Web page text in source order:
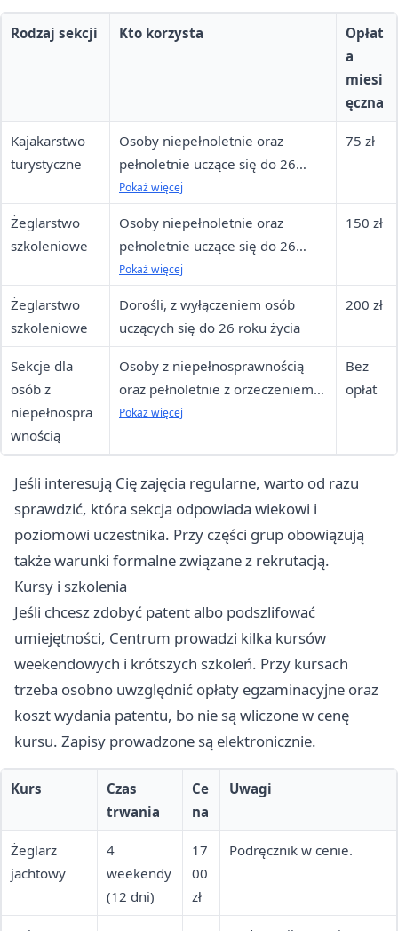
Rodzaj sekcji Kto korzysta
Opłat
a
miesi
ęczna
Kajakarstwo
turystyczne
Osoby niepełnoletnie oraz
pełnoletnie uczące się do 26
roku życia
Pokaż więcej
75 zł
Żeglarstwo
szkoleniowe
Osoby niepełnoletnie oraz
pełnoletnie uczące się do 26
roku życia
Pokaż więcej
150 zł
Żeglarstwo
szkoleniowe
Dorośli, z wyłączeniem osób
uczących się do 26 roku życia
200 zł
Sekcje dla
osób z
niepełnospra
wnością
Osoby z niepełnosprawnością
oraz pełnoletnie z orzeczeniem o
niepełnosprawności
Pokaż więcej
Bez
opłat
Jeśli interesują Cię zajęcia regularne, warto od razu
sprawdzić, która sekcja odpowiada wiekowi i
poziomowi uczestnika. Przy części grup obowiązują
także warunki formalne związane z rekrutacją.
Kursy i szkolenia
Jeśli chcesz zdobyć patent albo podszlifować
umiejętności, Centrum prowadzi kilka kursów
weekendowych i krótszych szkoleń. Przy kursach
trzeba osobno uwzględnić opłaty egzaminacyjne oraz
koszt wydania patentu, bo nie są wliczone w cenę
kursu. Zapisy prowadzone są elektronicznie.
Kurs
Czas
trwania
Ce
na
Uwagi
Żeglarz
jachtowy
4
weekendy
(12 dni)
17
00
zł
Podręcznik w cenie.